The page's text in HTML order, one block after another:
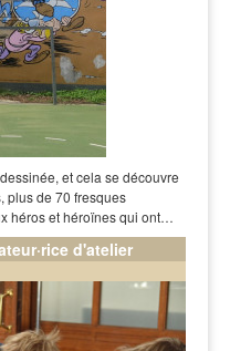
et cela se découvre
plus de 70 fresques
héros et héroïnes qui ont…
d'atelier